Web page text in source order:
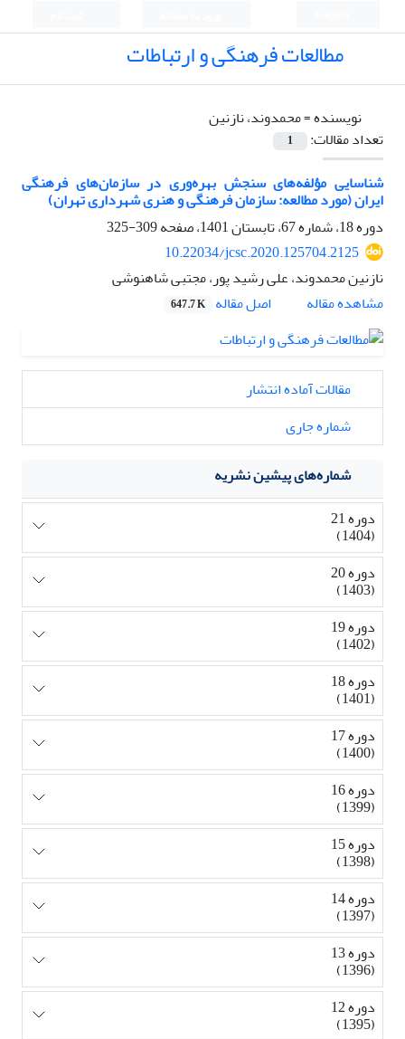
مطالعات فرهنگی و ارتباطات
نویسنده =محمدوند، نازنین
تعداد مقالات:
1
شناسایی مؤلفه‌های سنجش بهره‌وری در سازمان‌های فرهنگی
ایران (مورد مطالعه: سازمان فرهنگی و هنری شهرداری تهران)
دوره 18، شماره 67، تابستان 1401، صفحه
309-325
10.22034/jcsc.2020.125704.2125
نازنین محمدوند، علی رشید پور، مجتبی شاهنوشی
مشاهده مقاله
اصل مقاله 647.7 K
مقالات آماده انتشار
شماره جاری
شماره‌های پیشین نشریه
دوره 21
(1404)
دوره 20
(1403)
دوره 19
(1402)
دوره 18
(1401)
دوره 17
(1400)
دوره 16
(1399)
دوره 15
(1398)
دوره 14
(1397)
دوره 13
(1396)
دوره 12
(1395)